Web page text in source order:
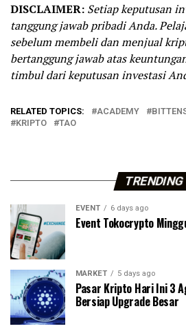
DISCLAIMER: Setiap keputusan
tanggung jawab pribadi Anda.
sebelum membeli dan menjual
bertanggung jawab atas
timbul dari keputusan investasi
RELATED TOPICS: ACADEMY
KRIPTO
TAO
TRENDING
EVENT 6 days ago
Event Tokocrypto
MARKET 5 days ago
Pasar Kripto Hari Ini 3
Bersiap Upgrade Besar